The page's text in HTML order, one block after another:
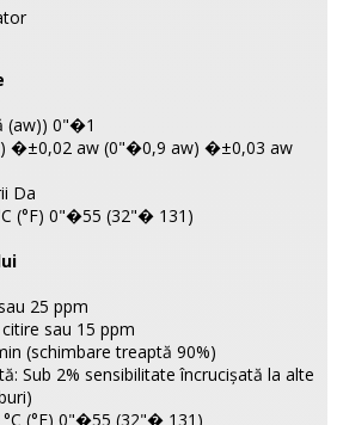
(aw)) 0"�1
�±0,02 aw (0"�0,9 aw) �±0,03 aw
Da
(°F) 0"�55 (32"� 131)
25 ppm
sau 15 ppm
(schimbare treaptă 90%)
Sub 2% sensibilitate încrucișată la alte
(°F) 0"�55 (32"� 131)